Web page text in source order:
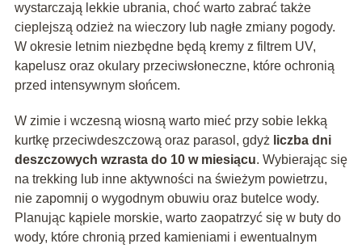
wystarczają lekkie ubrania, choć warto zabrać także
cieplejszą odzież na wieczory lub nagłe zmiany pogody.
W okresie letnim niezbędne będą kremy z filtrem UV,
kapelusz oraz okulary przeciwsłoneczne, które ochronią
przed intensywnym słońcem.
W zimie i wczesną wiosną warto mieć przy sobie lekką
kurtkę przeciwdeszczową oraz parasol, gdyż liczba dni
deszczowych wzrasta do 10 w miesiącu. Wybierając się
na trekking lub inne aktywności na świeżym powietrzu,
nie zapomnij o wygodnym obuwiu oraz butelce wody.
Planując kąpiele morskie, warto zaopatrzyć się w buty do
wody, które chronią przed kamieniami i ewentualnym